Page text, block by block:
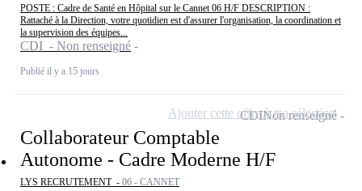
POSTE : Cadre de Santé en Hôpital sur le Cannet 06 H/F DESCRIPTION :
Rattaché à la Direction, votre quotidien est d'assurer l'organisation, la coordination et
la supervision des équipes...
CDI - Non renseigné
Publié il y a 15 jours
Collaborateur Comptable
Autonome - Cadre Moderne H/F
LYS RECRUTEMENT - 06 - CANNET
CDINon renseigné
Ajouter cette offre à ma sélection